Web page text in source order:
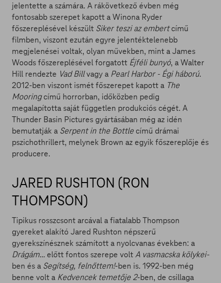
jelentette a számára. A rákövetkező évben még
fontosabb szerepet kapott a Winona Ryder
főszereplésével készült Siker teszi az embertcímű
filmben, viszont ezután egyre jelentéktelenebb
megjelenései voltak, olyan művekben, mint a James
Woods főszereplésével forgatott Éjféli bunyó, a Walter
Hill rendezte Vad Billvagy a Pearl Harbor - Égi háború.
2012-ben viszont ismét főszerepet kapott a The
Mooringcímű horrorban, időközben pedig
megalapította saját független produkciós cégét. A
Thunder Basin Pictures gyártásában még az idén
bemutatják a Serpent in the Bottle című drámai
pszichothrillert, melynek Brown az egyik főszereplője és
producere.
JARED RUSHTON (RON
THOMPSON)
Tipikus rosszcsont arcával a fiatalabb Thompson
gyereket alakító Jared Rushton népszerű
gyerekszínésznek számított a nyolcvanas években: a
Drágám… előtt fontos szerepe voltA vasmacska kölykei-
ben és a Segítség, felnőttem!-ben is. 1992-ben még
benne volt a Kedvencek temetője 2-ben, de csillaga